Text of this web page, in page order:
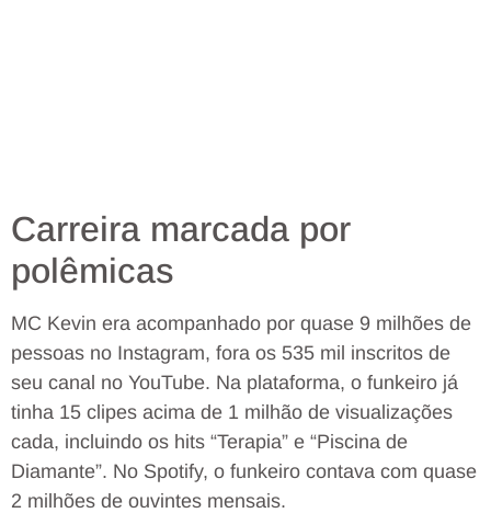
Carreira marcada por
polêmicas
MC Kevin era acompanhado por quase 9 milhões de
pessoas no Instagram, fora os 535 mil inscritos de
seu canal no YouTube. Na plataforma, o funkeiro já
tinha 15 clipes acima de 1 milhão de visualizações
cada, incluindo os hits “Terapia” e “Piscina de
Diamante”. No Spotify, o funkeiro contava com quase
2 milhões de ouvintes mensais.